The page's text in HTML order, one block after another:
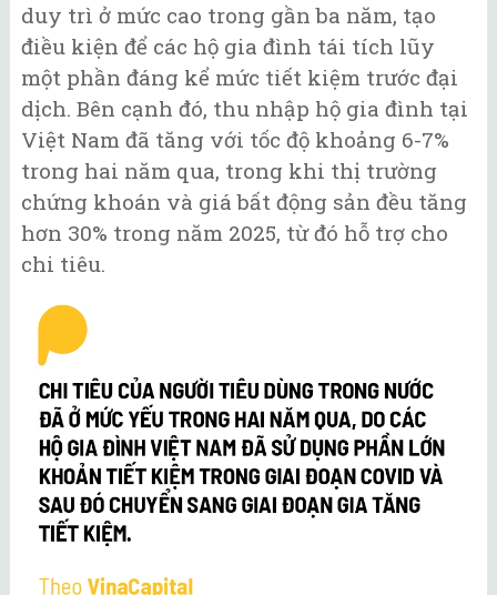
duy trì ở mức cao trong gần ba năm, tạo
điều kiện để các hộ gia đình tái tích lũy
một phần đáng kể mức tiết kiệm trước đại
dịch. Bên cạnh đó, thu nhập hộ gia đình tại
Việt Nam đã tăng với tốc độ khoảng 6-7%
trong hai năm qua, trong khi thị trường
chứng khoán và giá bất động sản đều tăng
hơn 30% trong năm 2025, từ đó hỗ trợ cho
chi tiêu.